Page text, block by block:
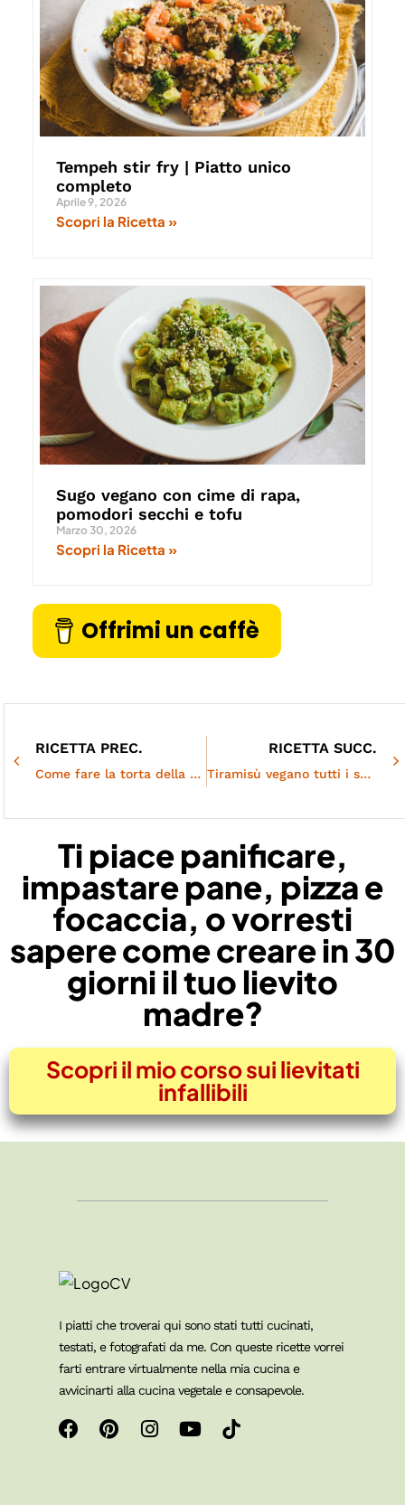
Tempeh stir fry | Piatto unico
completo
Aprile 9, 2026
Scopri la Ricetta »
Sugo vegano con cime di rapa,
pomodori secchi e tofu
Marzo 30, 2026
Scopri la Ricetta »
Offrimi un caffè
RICETTA PREC.
Come fare la torta della nonna vegana senza uova
RICETTA SUCC.
Tiramisù vegano tutti i segreti | 100% vegetale
Ti piace panificare,
impastare pane, pizza e
focaccia, o vorresti
sapere come creare in 30
giorni il tuo lievito
madre?
Scopri il mio corso sui lievitati
infallibili
I piatti che troverai qui sono stati tutti cucinati,
testati, e fotografati da me. Con queste ricette vorrei
farti entrare virtualmente nella mia cucina e
avvicinarti alla cucina vegetale e consapevole.